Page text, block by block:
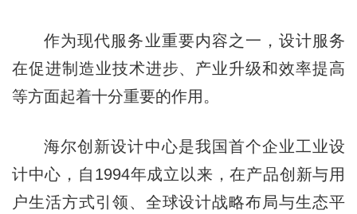
作为现代服务业重要内容之一，设计服务
在促进制造业技术进步、产业升级和效率提高
等方面起着十分重要的作用。
海尔创新设计中心是我国首个企业工业设
计中心，自1994年成立以来，在产品创新与用
户生活方式引领、全球设计战略布局与生态平